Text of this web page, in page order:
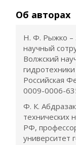
Об авторах
Н. Ф. Рыжко –
научный
Волжский
Российская
0009-0006-
Ф. К.
технических
РФ,
университет